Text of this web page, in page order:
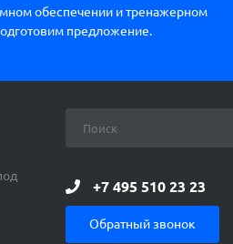
обеспечении и тренажерном
предложение.
+7 495 510 23 23
Обратный звонок